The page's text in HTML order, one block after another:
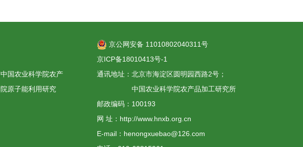
国农业科学院农产
原子能利用研究
京公网安备 11010802040311号
京ICP备18010413号-1
通讯地址：北京市海淀区圆明园西路2号；
中国农业科学院农产品加工研究所
邮政编码：100193
网 址：http://www.hnxb.org.cn
E-mail：henongxuebao@126.com